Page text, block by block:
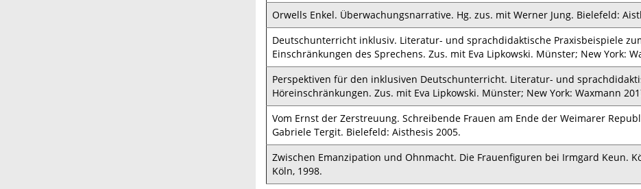
Orwells Enkel. Überwachungsnarrative. Hg. zus. mit Werner Jung. Bielefeld:
Deutschunterricht inklusiv. Literatur- und sprachdidaktische Praxisbeispiele
Einschränkungen des Sprechens. Zus. mit Eva Lipkowski. Münster; New York:
Perspektiven für den inklusiven Deutschunterricht. Literatur- und
Höreinschränkungen. Zus. mit Eva Lipkowski. Münster; New York: Waxmann
Vom Ernst der Zerstreuung. Schreibende Frauen am Ende der Weimarer
Gabriele Tergit. Bielefeld: Aisthesis 2005.
Zwischen Emanzipation und Ohnmacht. Die Frauenfiguren bei Irmgard Keun.
Köln, 1998.